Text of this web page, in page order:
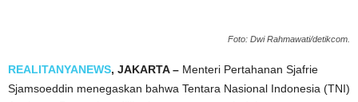
Foto: Dwi Rahmawati/detikcom.
REALITANYANEWS, JAKARTA – Menteri Pertahanan Sjafrie
Sjamsoeddin menegaskan bahwa Tentara Nasional Indonesia (TNI)